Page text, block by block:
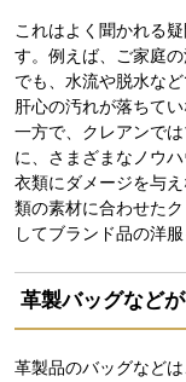
これはよく聞かれる
す。例えば、ご家庭
でも、水流や脱水な
肝心の汚れが落ちて
一方で、クレアンで
に、さまざまなノウ
衣類にダメージを与
類の素材に合わせた
してブランド品の洋
革製バッグなど
革製品のバッグなど